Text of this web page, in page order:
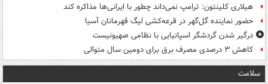
هیلاری کلینتون: ترامپ نمی‌داند چطور با ایرانی‌ها مذاکره کند
حضور نماینده گل‌گهر در قرعه‌کشی لیگ قهرمانان آسیا
درگیر شدن گردشگر اسپانیایی با نظامی صهیونیست
کاهش ۳ درصدی مصرف برق برای دومین سال متوالی
سلامت